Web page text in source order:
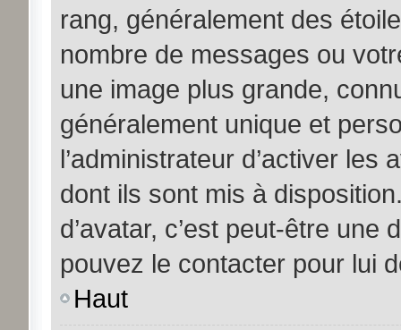
rang, généralement des
nombre de messages ou
une image plus grande,
généralement unique et
l’administrateur d’activer
dont ils sont mis à
d’avatar, c’est peut-être une
pouvez le contacter pour lui
Haut